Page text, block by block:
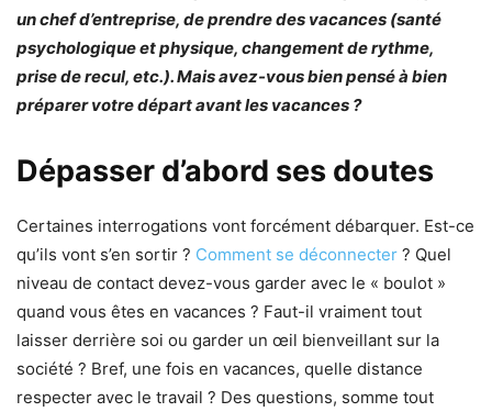
un chef d’entreprise, de prendre des vacances (santé
psychologique et physique, changement de rythme,
prise de recul, etc.). Mais avez-vous bien pensé à bien
préparer votre départ avant les vacances ?
Dépasser d’abord ses doutes
Certaines interrogations vont forcément débarquer. Est-ce
qu’ils vont s’en sortir ? Comment se déconnecter ? Quel
niveau de contact devez-vous garder avec le « boulot »
quand vous êtes en vacances ? Faut-il vraiment tout
laisser derrière soi ou garder un œil bienveillant sur la
société ? Bref, une fois en vacances, quelle distance
respecter avec le travail ? Des questions, somme tout